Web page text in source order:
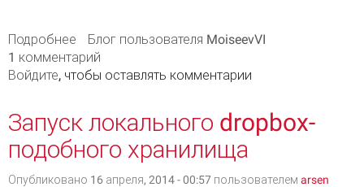
Подробнее о Структура интернет трафика
Блог пользователя MoiseevVI
1 комментарий
Войдите, чтобы оставлять комментарии
Запуск локального dropbox-
подобного хранилища
Опубликовано 16 апреля, 2014 - 00:57 пользователем arsen